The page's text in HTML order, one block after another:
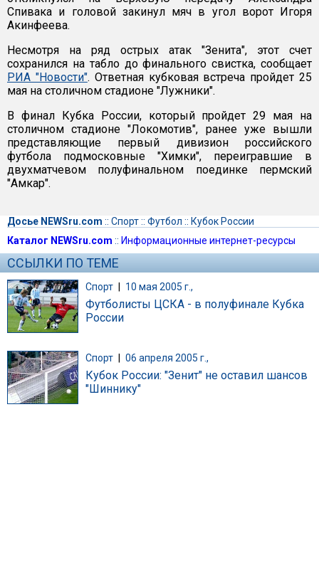
Спивака и головой закинул мяч в угол ворот Игоря
Акинфеева.
Несмотря на ряд острых атак "Зенита", этот счет
сохранился на табло до финального свистка, сообщает
РИА "Новости". Ответная кубковая встреча пройдет 25
мая на столичном стадионе "Лужники".
В финал Кубка России, который пройдет 29 мая на
столичном стадионе "Локомотив", ранее уже вышли
представляющие первый дивизион российского
футбола подмосковные "Химки", переигравшие в
двухматчевом полуфинальном поединке пермский
"Амкар".
Досье NEWSru.com :: Спорт:: Футбол :: Кубок России
Каталог NEWSru.com :: Информационные интернет-ресурсы
ССЫЛКИ ПО ТЕМЕ
Спорт | 10 мая 2005 г.,
Футболисты ЦСКА - в полуфинале Кубка
России
Спорт 06 апреля 2005 г.,
Кубок России: "Зенит" не оставил шансов
"Шиннику"